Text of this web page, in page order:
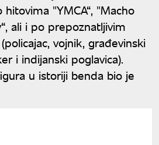
"YMCA“, "Macho
ali i po prepoznatljivim
vojnik, građevinski
i indijanski poglavica).
u istoriji benda bio je